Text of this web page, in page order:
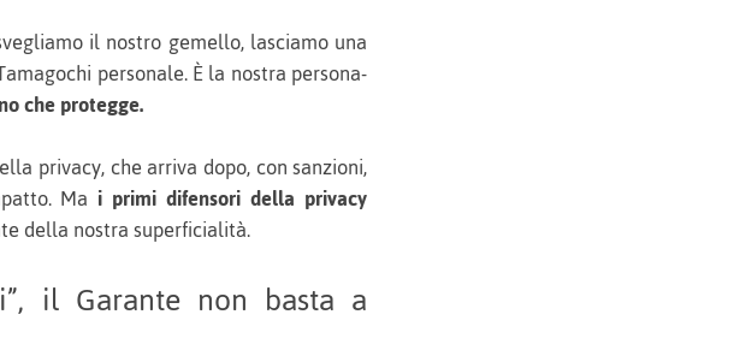
il nostro gemello, lasciamo una
personale. È la nostra persona-
che protegge.
privacy, che arriva dopo, con sanzioni,
Ma i primi difensori della privacy
della nostra superficialità.
il Garante non basta a